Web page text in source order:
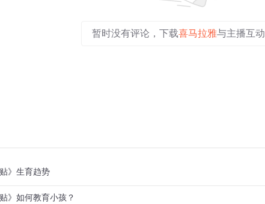
暂时没有评论，下载喜马拉雅与主播互动
贴》生育趋势
》如何教育小孩？